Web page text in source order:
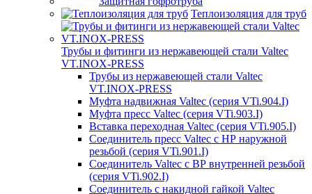
Теплоизоляция для труб
Трубы и фитинги из нержавеющей стали Valtec
VT.INOX-PRESS
Трубы из нержавеющей стали Valtec
VT.INOX-PRESS
Муфта надвижная Valtec (серия VTi.904.I)
Муфта пресс Valtec (серия VTi.903.I)
Вставка переходная Valtec (серия VTi.905.I)
Соединитель пресс Valtec с НР наружной
резьбой (серия VTi.901.I)
Соединитель Valtec с ВР внутренней резьбой
(серия VTi.902.I)
Соединитель с накидной гайкой Valtec